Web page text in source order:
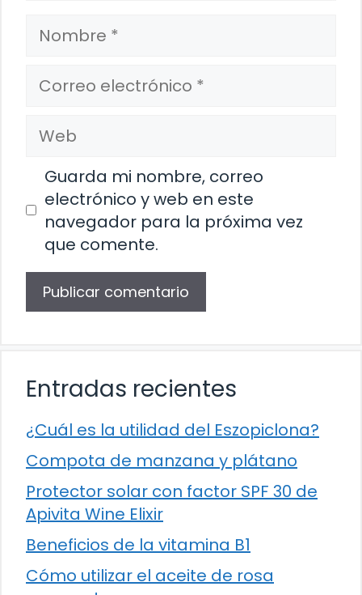
Nombre
Correo
electrónico
Web
Guarda mi nombre, correo
electrónico y web en este
navegador para la próxima vez
que comente.
Entradas recientes
¿Cuál es la utilidad del Eszopiclona?
Compota de manzana y plátano
Protector solar con factor SPF 30 de
Apivita Wine Elixir
Beneficios de la vitamina B1
Cómo utilizar el aceite de rosa